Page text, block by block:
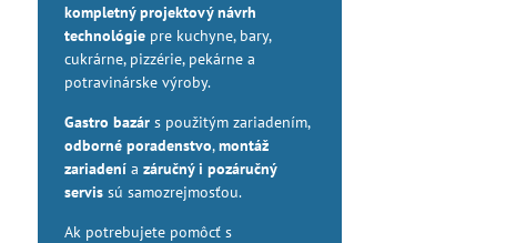
kompletný projektový návrh
technológiepre kuchyne, bary,
cukrárne, pizzérie, pekárne a
potravinárske výroby.
Gastro bazárs použitým zariadením,
odborné poradenstvo,montáž
zariadenía záručný i pozáručný
servissú samozrejmosťou.
Ak potrebujete pomôcť s